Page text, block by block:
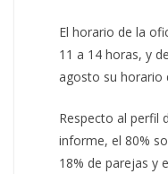
El horario de la
11 a 14 horas, y
agosto su horario
Respecto al perfil
informe, el 80%
18% de parejas y